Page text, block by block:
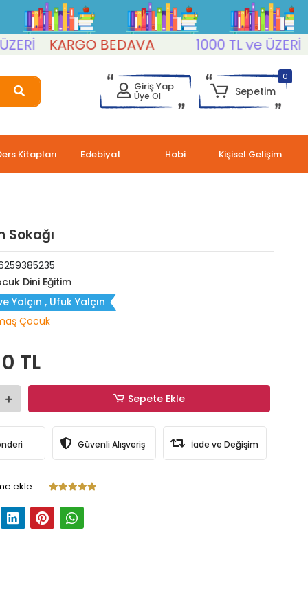
KARGO BEDAVA 1000 TL ve ÜZERİ
Giriş Yap
Üye Ol
0
Sepetim
Kitapları Edebiyat Hobi Kişisel Gelişim
Sokağı
Dini Eğitim
Yalçın , Ufuk Yalçın
Çocuk
TL
Sepete Ekle
Güvenli Alışveriş İade ve Değişim
ekle